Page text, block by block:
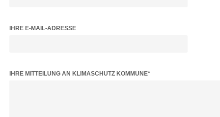
IHRE E-MAIL-ADRESSE
BITTE LASSE DIESES FELD LEER.
IHRE MITTEILUNG AN KLIMASCHUTZ KOMMUNE*